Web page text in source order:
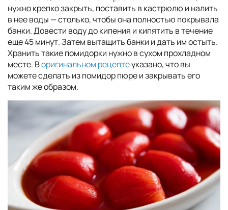
нужно крепко закрыть, поставить в кастрюлю и налить
в нее воды — столько, чтобы она полностью покрывала
банки. Довести воду до кипения и кипятить в течение
еще 45 минут. Затем вытащить банки и дать им остыть.
Хранить такие помидорки нужно в сухом прохладном
месте. Воригинальном рецептеуказано, что вы
можете сделать из помидор пюре и закрывать его
таким же образом.